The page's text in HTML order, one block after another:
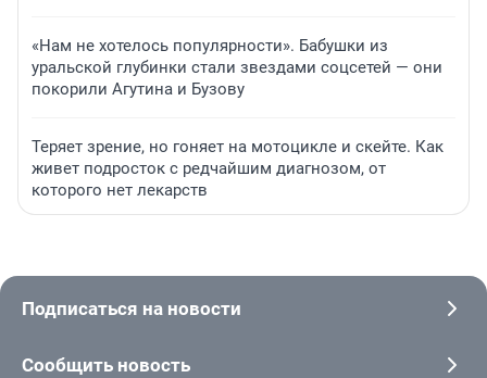
«Нам не хотелось популярности». Бабушки из
уральской глубинки стали звездами соцсетей — они
покорили Агутина и Бузову
Теряет зрение, но гоняет на мотоцикле и скейте. Как
живет подросток с редчайшим диагнозом, от
которого нет лекарств
Подписаться на новости
Сообщить новость